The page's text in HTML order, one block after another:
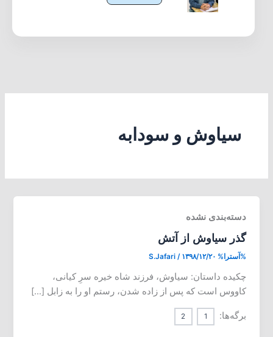
سیاوش و سودابه
دسته‌بندی نشده
گذر سیاوش از آتش
%آسترا% S.Jafari / ۱۳۹۸/۱۲/۲۰
چکیده داستان: سیاوش، فرزند شاه خیره سرِ کیانی،
کاووس است که پس از زاده شدن، رستم او را به زابل […]
برگه‌ها: 1
2